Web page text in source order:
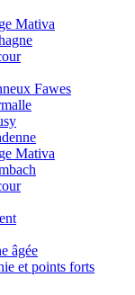
Mativa
Fawes
Mativa
âgée
et points forts